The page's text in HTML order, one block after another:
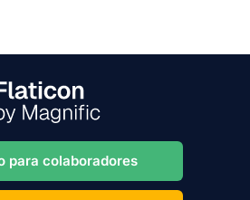
para colaboradores